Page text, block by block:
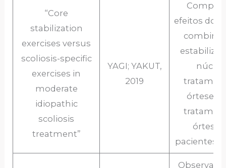
“Core
stabilization
exercises versus
scoliosis-specific
exercises in
moderate
idiopathic
scoliosis
treatment”
YAGI; YAKUT,
2019
efeitos do
órtese
órtese
pacientes
Observar